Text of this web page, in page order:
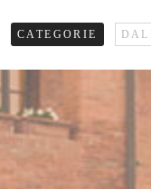
CATEGORIE